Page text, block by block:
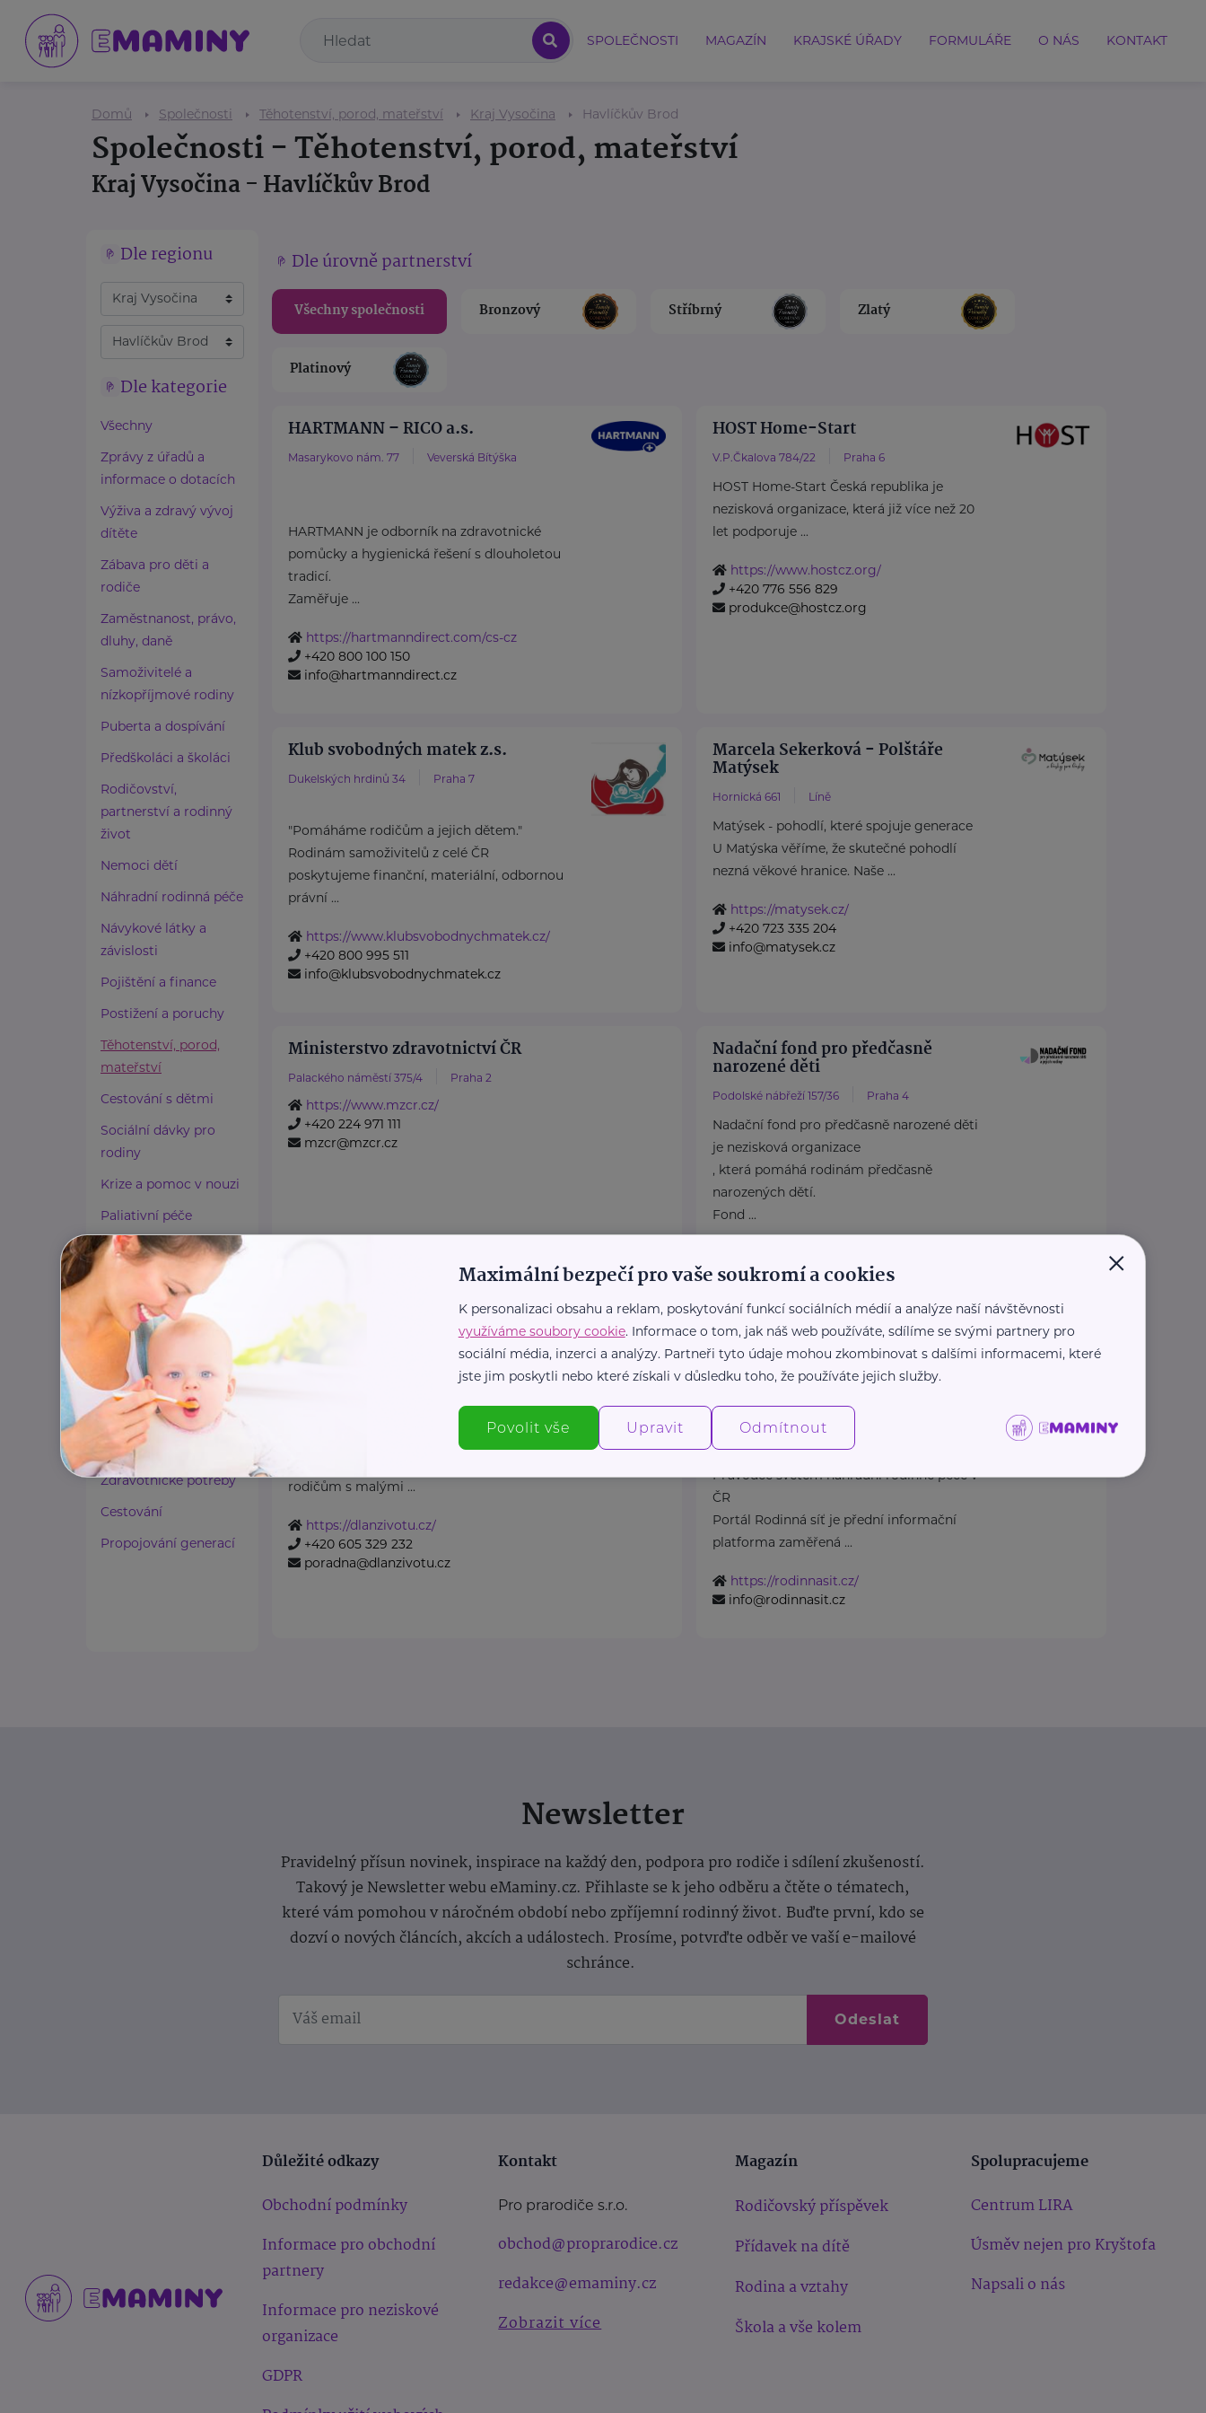
SPOLEČNOSTI MAGAZÍN KRAJSKÉ ÚŘADY FORMULÁŘE O NÁS KONTAKT
Domů Společnosti Těhotenství, porod, mateřství Kraj Vysočina Havlíčkův Brod
Společnosti - Těhotenství, porod, mateřství
Kraj Vysočina - Havlíčkův Brod
Dle regionu
Dle kategorie
Všechny
Zprávy z úřadů a
informace o dotacích
Výživa a zdravý vývoj
dítěte
Zábava pro děti a
rodiče
Zaměstnanost, právo,
dluhy, daně
Samoživitelé a
nízkopříjmové rodiny
Puberta a dospívání
Předškoláci a školáci
Rodičovství,
partnerství a rodinný
život
Nemoci dětí
Náhradní rodinná péče
Návykové látky a
závislosti
Pojištění a finance
Postižení a poruchy
Těhotenství, porod,
mateřství
Cestování s dětmi
Sociální dávky pro
rodiny
Krize a pomoc v nouzi
Paliativní péče
Rady a tipy
Harmonie duše a těla
Zaměstnávání osob ze
zdravotním
postižením
Lázeňství a wellness
Zdravé spaní a sezení
Zdravé obutí
Zdravotnické potřeby
Cestování
Propojování generací
Dle úrovně partnerství
Všechny společnosti Bronzový Stříbrný Zlatý
Platinový
HARTMANN – RICO a.s.
Masarykovo nám. 77 Veverská Bítýška
HARTMANN je odborník na zdravotnické
pomůcky a hygienická řešení s dlouholetou
tradicí.
Zaměřuje ...
https://hartmanndirect.com/cs-cz
+420 800 100 150
info@hartmanndirect.cz
HOST Home-Start
V.P.Čkalova 784/22 Praha 6
HOST Home-Start Česká republika je
nezisková organizace, která již více než 20
let podporuje ...
https://www.hostcz.org/
+420 776 556 829
produkce@hostcz.org
Klub svobodných matek z.s.
Dukelských hrdinů 34 Praha 7
"Pomáháme rodičům a jejich dětem."
Rodinám samoživitelů z celé ČR
poskytujeme finanční, materiální, odbornou
právní ...
https://www.klubsvobodnychmatek.cz/
+420 800 995 511
info@klubsvobodnychmatek.cz
Marcela Sekerková - Polštáře
Matýsek
Hornická 661 Líně
Matýsek - pohodlí, které spojuje generace
U Matýska věříme, že skutečné pohodlí
nezná věkové hranice. Naše ...
https://matysek.cz/
+420 723 335 204
info@matysek.cz
Ministerstvo zdravotnictví ČR
Palackého náměstí 375/4 Praha 2
https://www.mzcr.cz/
+420 224 971 111
mzcr@mzcr.cz
Nadační fond pro předčasně
narozené děti
Podolské nábřeží 157/36 Praha 4
Nadační fond pro předčasně narozené děti
je nezisková organizace
, která pomáhá rodinám předčasně
narozených dětí.
Fond ...
+420 774 561 207
Obecně prospěšná společnost
Ostrava
Obecně prospěšná společnost Dlaň životu
rodičům s malými ...
https://dlanzivotu.cz/
+420 605 329 232
poradna@dlanzivotu.cz
Klimentská 1246/1
Průvodce světem náhradní rodinné péče v
ČR
Portál Rodinná síť je přední informační
platforma zaměřená ...
https://rodinnasit.cz/
info@rodinnasit.cz
Newsletter
Pravidelný přísun novinek, inspirace na každý den, podpora pro rodiče i sdílení zkušeností.
Takový je Newsletter webu eMaminy.cz. Přihlaste se k jeho odběru a čtěte o tématech,
které vám pomohou v náročném období nebo zpříjemní rodinný život. Buďte první, kdo se
dozví o nových článcích, akcích a událostech. Prosíme, potvrďte odběr ve vaší e-mailové
schránce.
Odeslat
Důležité odkazy
Obchodní podmínky
Informace pro obchodní
partnery
Informace pro neziskové
organizace
GDPR
Kontakt
Pro prarodiče s.r.o.
obchod@proprarodice.cz
redakce@emaminy.cz
Zobrazit více
Magazín
Rodičovský příspěvek
Přídavek na dítě
Rodina a vztahy
Škola a vše kolem
Spolupracujeme
Centrum LIRA
Úsměv nejen pro Kryštofa
Napsali o nás
×
Maximální bezpečí pro vaše soukromí a cookies
K personalizaci obsahu a reklam, poskytování funkcí sociálních médií a analýze naší návštěvnosti
využíváme soubory cookie. Informace o tom, jak náš web používáte, sdílíme se svými partnery pro
sociální média, inzerci a analýzy. Partneři tyto údaje mohou zkombinovat s dalšími informacemi, které
jste jim poskytli nebo které získali v důsledku toho, že používáte jejich služby.
Povolit vše Upravit Odmítnout